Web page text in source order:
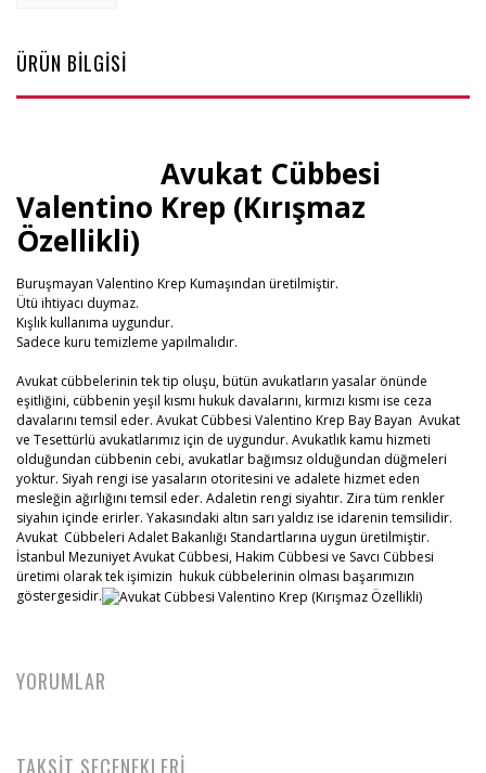
ÜRÜN BİLGİSİ
Avukat Cübbesi
Valentino Krep (Kırışmaz
Özellikli)
Buruşmayan Valentino Krep Kumaşından üretilmiştir.
Ütü ihtiyacı duymaz.
Kışlık kullanıma uygundur.
Sadece kuru temizleme yapılmalıdır.
Avukat cübbelerinin tek tip oluşu, bütün avukatların yasalar önünde
eşitliğini, cübbenin yeşil kısmı hukuk davalarını, kırmızı kısmı ise ceza
davalarını temsil eder. Avukat Cübbesi Valentino Krep Bay Bayan Avukat
ve Tesettürlü avukatlarımız için de uygundur. Avukatlık kamu hizmeti
olduğundan cübbenin cebi, avukatlar bağımsız olduğundan düğmeleri
yoktur. Siyah rengi ise yasaların otoritesini ve adalete hizmet eden
mesleğin ağırlığını temsil eder. Adaletin rengi siyahtır. Zira tüm renkler
siyahın içinde erirler. Yakasındaki altın sarı yaldız ise idarenin temsilidir.
Avukat Cübbeleri Adalet Bakanlığı Standartlarına uygun üretilmiştir.
İstanbul Mezuniyet Avukat Cübbesi, Hakim Cübbesi ve Savcı Cübbesi
üretimi olarak tek işimizin hukuk cübbelerinin olması başarımızın
göstergesidir.
YORUMLAR
TAKSİT SEÇENEKLERİ